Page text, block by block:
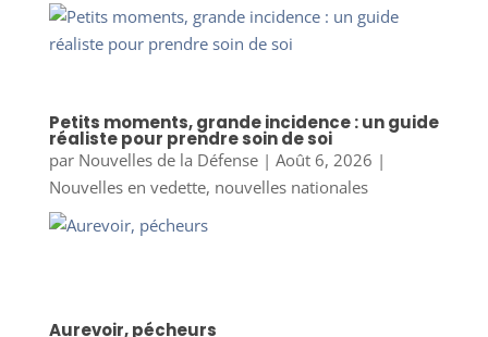
Petits moments, grande incidence : un guide
réaliste pour prendre soin de soi
par Nouvelles de la Défense| Août 6, 2026 |
Nouvelles en vedette, nouvelles nationales
Aurevoir, pécheurs